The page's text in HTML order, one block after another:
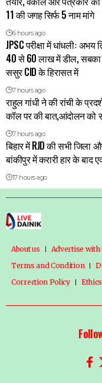
11 की जगह सिर्फ 5 नाम मांगे
6 hours ago
JPSC परीक्षा में धांधलीः अभय
40 से 60 लाख में डील, सबका
ससुर CID के हिरासत में
7 hours ago
राहुल गांधी ने की रांची के
कॉल पर की बात,आंदोलन को
7 hours ago
बिहार में RJD की सभी जिला
बांकीपुर में करारी हार के बाद
17 hours ago
About us Advertise with
Terms and Condition
Correction Policy